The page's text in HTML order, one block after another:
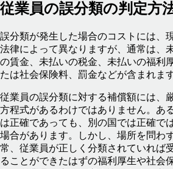
従業員の誤分類の判定方
誤分類が発生した場合のコストには、
法律によって異なりますが、通常は、
の賃金、未払いの税金、未払いの福利
たは社会保険料、罰金などが含まれます
従業員の誤分類に対する補償額には、
方程式があるわけではありません。あ
は正確であっても、別の国では正確で
場合があります。しかし、場所を問わ
常、従業員が正しく分類されていれば
ることができたはずの福利厚生や社会